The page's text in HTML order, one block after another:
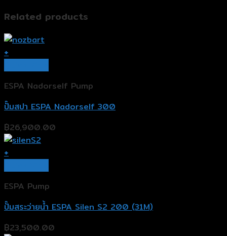
Related products
+
ESPA Nadorself Pump
ปั๊มสปา ESPA Nadorself 300
฿26,900.00
+
ESPA Pump
ปั๊มสระว่ายน้ำ ESPA Silen S2 200 (31M)
฿23,500.00